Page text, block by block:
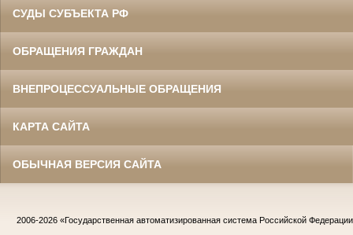
СУДЫ СУБЪЕКТА РФ
ОБРАЩЕНИЯ ГРАЖДАН
ВНЕПРОЦЕССУАЛЬНЫЕ ОБРАЩЕНИЯ
КАРТА САЙТА
ОБЫЧНАЯ ВЕРСИЯ САЙТА
2006-2026 «Государственная автоматизированная система Российской